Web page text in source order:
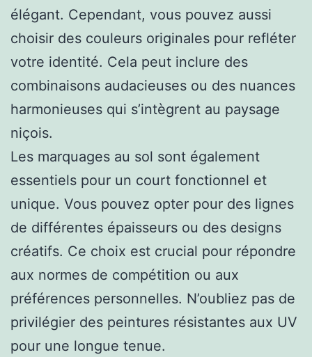
élégant. Cependant, vous pouvez aussi
choisir des couleurs originales pour refléter
votre identité. Cela peut inclure des
combinaisons audacieuses ou des nuances
harmonieuses qui s’intègrent au paysage
niçois.
Les marquages au sol sont également
essentiels pour un court fonctionnel et
unique. Vous pouvez opter pour des lignes
de différentes épaisseurs ou des designs
créatifs. Ce choix est crucial pour répondre
aux normes de compétition ou aux
préférences personnelles. N’oubliez pas de
privilégier des peintures résistantes aux UV
pour une longue tenue.